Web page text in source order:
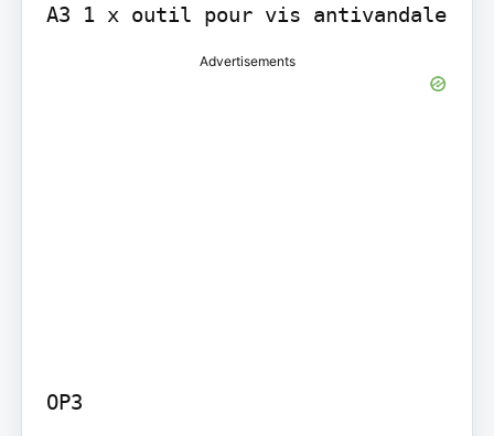
A3 1 x outil pour vis antivandale
Advertisements
OP3